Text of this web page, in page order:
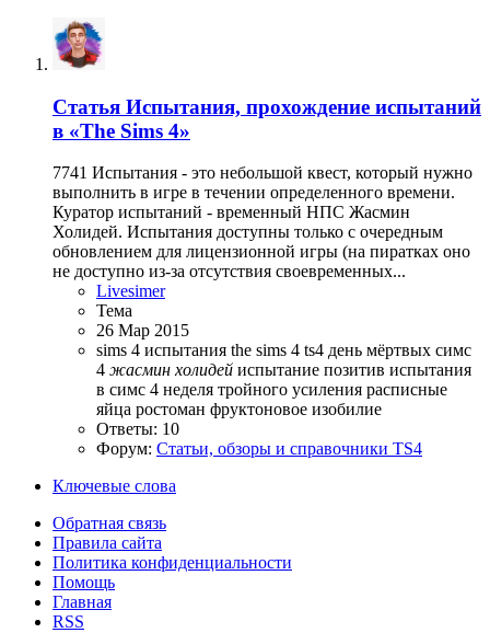
Статья Испытания, прохождение испытаний
в «The Sims 4»
7741 Испытания - это небольшой квест, который нужно
выполнить в игре в течении определенного времени.
Куратор испытаний - временный НПС Жасмин
Холидей. Испытания доступны только с очередным
обновлением для лицензионной игры (на пиратках оно
не доступно из-за отсутствия своевременных...
Livesimer
Тема
26 Мар 2015
sims 4 испытания the sims 4 ts4 день мёртвых симс
4 жасмин холидей испытание позитив испытания
в симс 4 неделя тройного усиления расписные
яйца ростоман фруктоновое изобилие
Ответы: 10
Форум: Статьи, обзоры и справочники TS4
Ключевые слова
Обратная связь
Правила сайта
Политика конфиденциальности
Помощь
Главная
RSS